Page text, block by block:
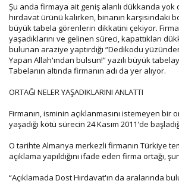
Şu anda firmaya ait geniş alanlı dükkanda yok
hırdavat ürünü kalırken, binanın karşısındaki
büyük tabela görenlerin dikkatini çekiyor.
yaşadıklarını ve gelinen süreci, kapattıkları
bulunan araziye yaptırdığı “Dedikodu
Yapan Allah'ından bulsun!” yazılı büyük
Tabelanın altında firmanın adı da yer alıyor.
ORTAĞI NELER YAŞADIKLARINI ANLATTI
Firmanın, isminin açıklanmasını istemeyen bir
yaşadığı kötü sürecin 24 Kasım 2011'de
O tarihte Almanya merkezli firmanın Türkiye
açıklama yapıldığını ifade eden firma ortağı,
“Açıklamada Dost Hırdavat'ın da aralarında